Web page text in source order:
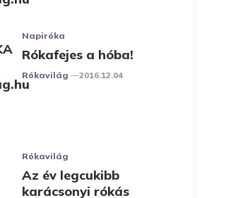
Napiróka
Rókafejes a hóba!
Posted
Rókavilág 2016.12.04
Rókavilág
Az év legcukibb
karácsonyi rókás